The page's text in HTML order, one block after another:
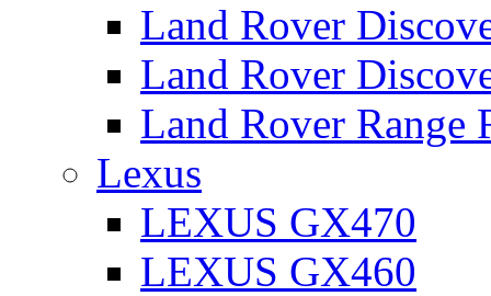
Land Rover
Land Rover
Land Rover Range
Lexus
LEXUS GX470
LEXUS GX460